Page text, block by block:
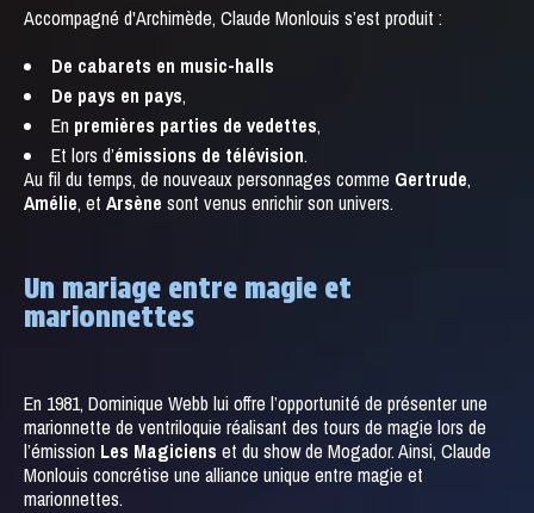
Accompagné d'Archimède, Claude Monlouis s’est produit :
De cabarets en music-halls
De pays en pays,
En premières parties de vedettes,
Et lors d’émissions de télévision.
Au fil du temps, de nouveaux personnages comme Gertrude,
Amélie, et Arsène sont venus enrichir son univers.
Un mariage entre magie et
marionnettes
En 1981, Dominique Webb lui offre l’opportunité de présenter une
marionnette de ventriloquie réalisant des tours de magie lors de
l’émission Les Magiciens et du show de Mogador. Ainsi, Claude
Monlouis concrétise une alliance unique entre magie et
marionnettes.